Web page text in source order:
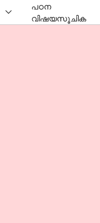
പഠന
വിഷയസൂചിക